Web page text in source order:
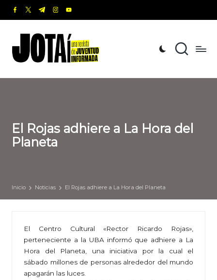
Saltar
contenido
facebook.com
twitter.com
t.me instagram.com
youtube.com
o
t
revista
de
Informada
El Rojas adhiere a La Hora del
Planeta
Inicio Noticias El Rojas adhiere a La Hora del Planeta
El Centro Cultural «Rector Ricardo Rojas»,
perteneciente a la UBA informó que adhiere a La
Hora del Planeta, una iniciativa por la cual el
sábado millones de personas alrededor del mundo
apagarán las luces.